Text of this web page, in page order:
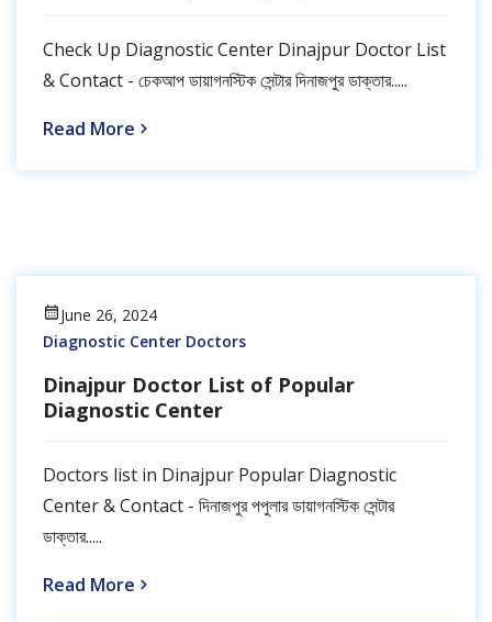
Check Up Diagnostic Center Dinajpur Doctor List
& Contact - চেকআপ ডায়াগনস্টিক সেন্টার দিনাজপুর ডাক্তার.....
Read More
June 26, 2024
Diagnostic Center Doctors
Dinajpur Doctor List of Popular
Diagnostic Center
Doctors list in Dinajpur Popular Diagnostic
Center & Contact - দিনাজপুর পপুলার ডায়াগনস্টিক সেন্টার
ডাক্তার.....
Read More